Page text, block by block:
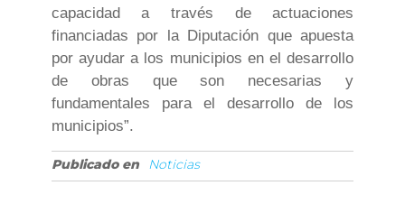
capacidad a través de actuaciones
financiadas por la Diputación que apuesta
por ayudar a los municipios en el desarrollo
de obras que son necesarias y
fundamentales para el desarrollo de los
municipios”.
Publicado en Noticias